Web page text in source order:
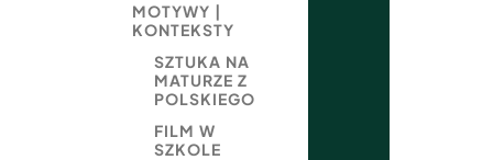
MOTYWY |
KONTEKSTY
SZTUKA NA
MATURZE Z
POLSKIEGO
FILM W
SZKOLE